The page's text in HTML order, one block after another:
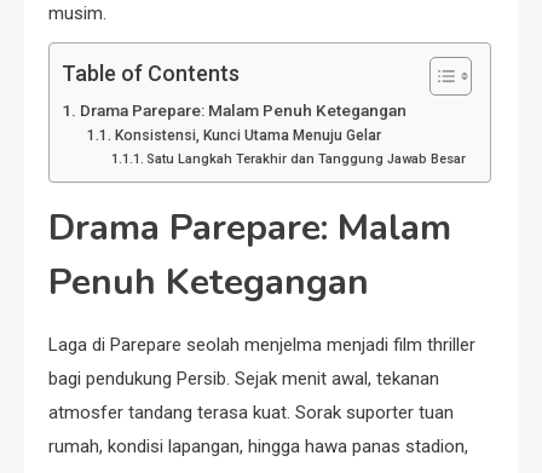
musim.
Table of Contents
Drama Parepare: Malam Penuh Ketegangan
Konsistensi, Kunci Utama Menuju Gelar
Satu Langkah Terakhir dan Tanggung Jawab Besar
Drama Parepare: Malam
Penuh Ketegangan
Laga di Parepare seolah menjelma menjadi film thriller
bagi pendukung Persib. Sejak menit awal, tekanan
atmosfer tandang terasa kuat. Sorak suporter tuan
rumah, kondisi lapangan, hingga hawa panas stadion,